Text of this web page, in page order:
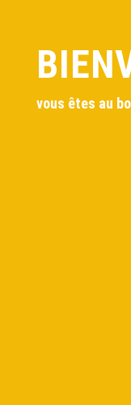
vous êtes au